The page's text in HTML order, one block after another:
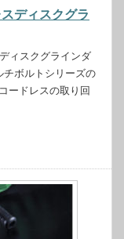
ディスクグラ
ィスクグラインダ
チボルトシリーズの
ードレスの取り回